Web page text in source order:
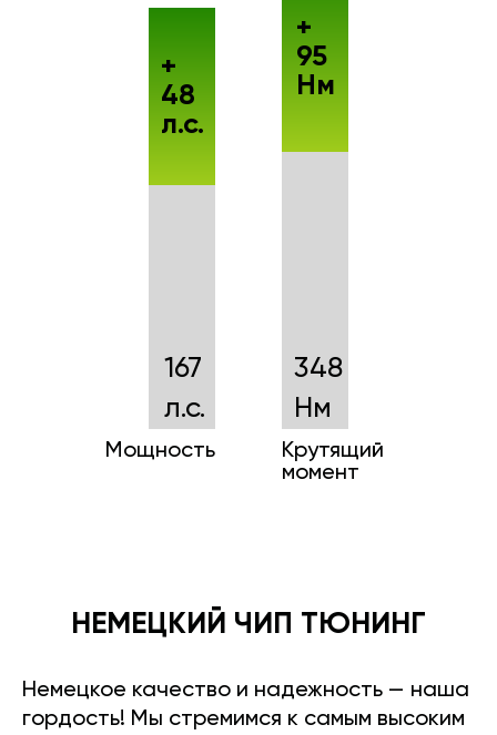
167
л.с.
Мощность
+
48
л.с.
348
Нм
Крутящий
момент
+
95
Нм
НЕМЕЦКИЙ ЧИП ТЮНИНГ
Немецкое качество и надежность — наша
гордость! Мы стремимся к самым высоким